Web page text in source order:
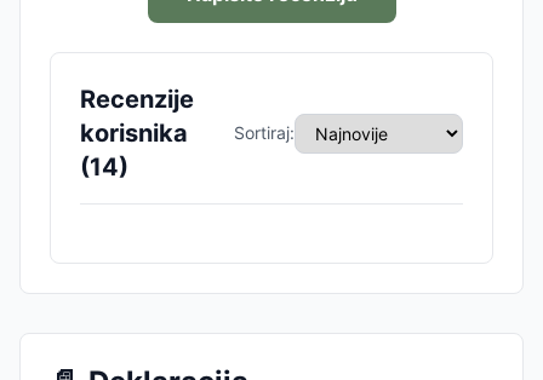
Recenzije
korisnika
(14)
Sortiraj: